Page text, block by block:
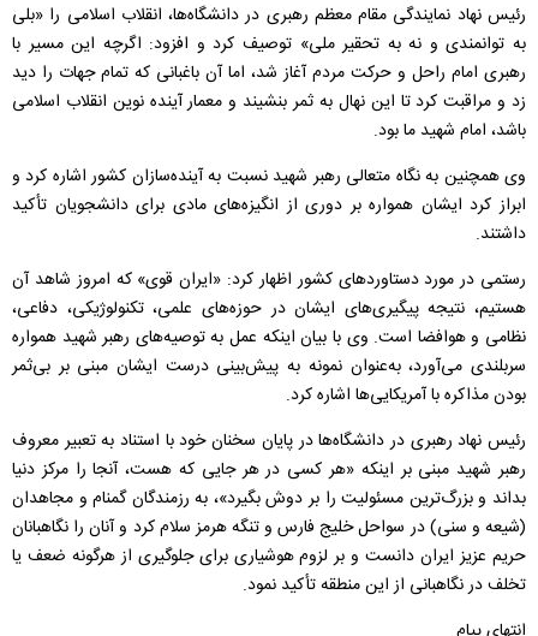
رئیس نهاد نمایندگی مقام معظم رهبری در دانشگاه‌ها، انقلاب اسلامی را «بلی
به توانمندی و نه به تحقیر ملی» توصیف کرد و افزود: اگرچه این مسیر با
رهبری امام راحل و حرکت مردم آغاز شد، اما آن باغبانی که تمام جهات را دید
زد و مراقبت کرد تا این نهال به ثمر بنشیند و معمار آینده نوین انقلاب اسلامی
باشد، امام شهید ما بود.
وی همچنین به نگاه متعالی رهبر شهید نسبت به آینده‌سازان کشور اشاره کرد و
ابراز کرد ایشان همواره بر دوری از انگیزه‌های مادی برای دانشجویان تأکید
داشتند.
رستمی در مورد دستاوردهای کشور اظهار کرد: «ایران قوی» که امروز شاهد آن
هستیم، نتیجه پیگیری‌های ایشان در حوزه‌های علمی، تکنولوژیکی، دفاعی،
نظامی و هوافضا است. وی با بیان اینکه عمل به توصیه‌های رهبر شهید همواره
سربلندی می‌آورد، به‌عنوان نمونه به پیش‌بینی درست ایشان مبنی بر بی‌ثمر
بودن مذاکره با آمریکایی‌ها اشاره کرد.
رئيس نهاد رهبری در دانشگاه‌ها در پایان سخنان خود با استناد به تعبیر معروف
رهبر شهید مبنی بر اینکه «هر کسی در هر جایی که هست، آنجا را مرکز دنیا
بداند و بزرگ‌ترین مسئولیت را بر دوش بگیرد»، به رزمندگان گمنام و مجاهدان
(شیعه و سنی) در سواحل خلیج فارس و تنگه هرمز سلام کرد و آنان را نگاهبانان
حریم عزیز ایران دانست و بر لزوم هوشیاری برای جلوگیری از هرگونه ضعف یا
تخلف در نگاهبانی از این منطقه تأکید نمود.